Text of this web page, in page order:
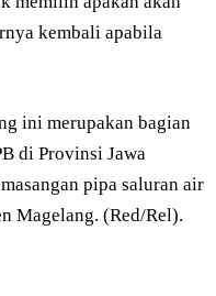
kembali apabila
ini merupakan bagian
di Provinsi Jawa
pipa saluran air
Magelang. (Red/Rel).